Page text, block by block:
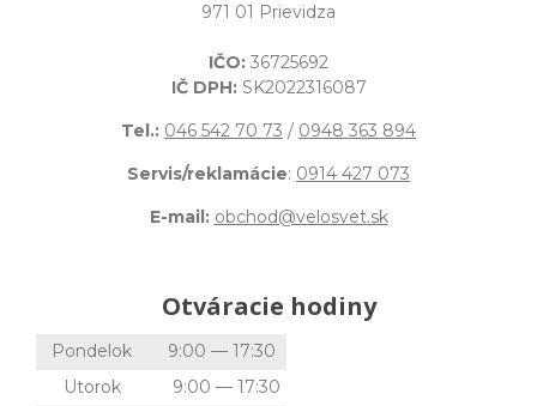
971 01 Prievidza
IČO: 36725692
IČ DPH: SK2022316087
Tel.: 046 542 70 73 / 0948 363 894
Servis/reklamácie: 0914 427 073
E-mail: obchod@velosvet.sk
Otváracie hodiny
Pondelok
9:00 — 17:30
Utorok
9:00 — 17:30